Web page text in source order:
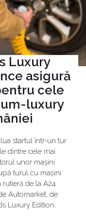
Luxury
asigură
cele
luxury
startul într-un tur
dintre cele mai
unor mașini
turul cu mașini
rutieră de la A24
Automarket, de
Luxury Edition.